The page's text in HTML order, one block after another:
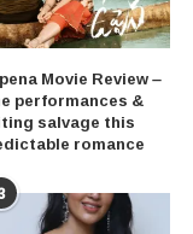
Movie Review –
performances &
salvage this
romance